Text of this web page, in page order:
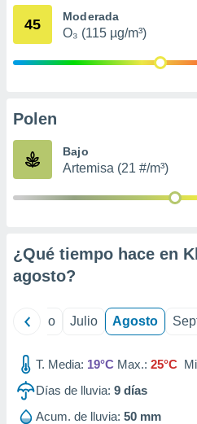
publicidad
de
1199
45 Moderada
O₃ (115 µg/m³)
Polen
Bajo
Artemisa (21 #/m³)
¿Qué tiempo hace en
agosto?
Junio Julio Agosto
T. Media: 19°C Max.: 25°C
Días de lluvia: 9 días
Acum. de lluvia: 50 mm